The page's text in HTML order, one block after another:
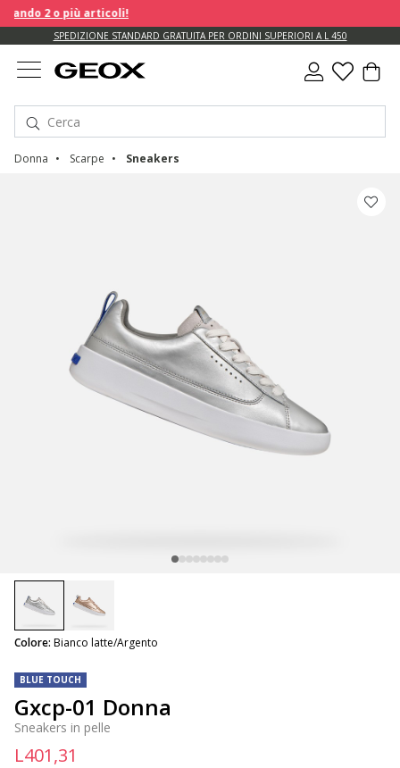
2 o più articoli!
SPEDIZIONE STANDARD GRATUITA PER ORDINI SUPERIORI A L 450
Donna Scarpe Sneakers
BLUE TOUCH
Gxcp-01 Donna
Sneakers in pelle
L401,31
Colore: Bianco latte/Argento
selected